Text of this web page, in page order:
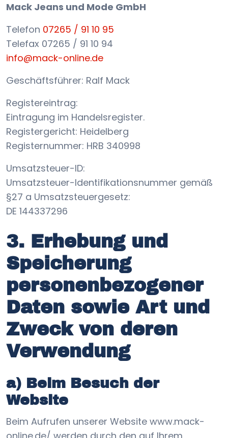
Mack Jeans und Mode GmbH
Telefon 07265 / 91 10 95
Telefax 07265 / 91 10 94
info@mack-online.de
Geschäftsführer: Ralf Mack
Registereintrag:
Eintragung im Handelsregister.
Registergericht: Heidelberg
Registernummer: HRB 340998
Umsatzsteuer-ID:
Umsatzsteuer-Identifikationsnummer gemäß
§27 a Umsatzsteuergesetz:
DE 144337296
3. Erhebung und
Speicherung
personenbezogener
Daten sowie Art und
Zweck von deren
Verwendung
a) Beim Besuch der
Website
Beim Aufrufen unserer Website www.mack-